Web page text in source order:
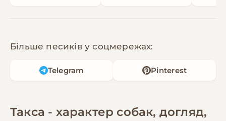
Більше песиків у соцмережах:
Telegram Pinterest
Такса - характер собак, догляд,